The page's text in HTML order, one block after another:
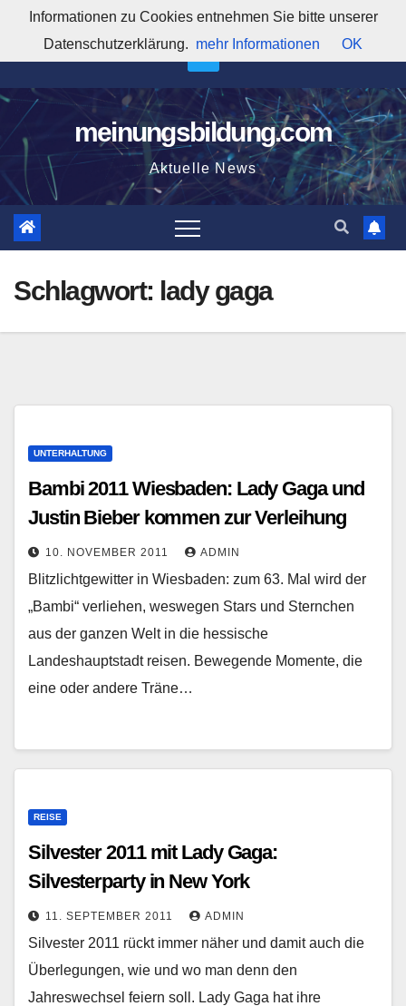
springen
10:52:32 PM
meinungsbildung.com
Aktuelle News
Schlagwort: lady gaga
UNTERHALTUNG
Bambi 2011 Wiesbaden: Lady Gaga und
Justin Bieber kommen zur Verleihung
10. NOVEMBER 2011 ADMIN
Blitzlichtgewitter in Wiesbaden: zum 63. Mal wird der
„Bambi“ verliehen, weswegen Stars und Sternchen
aus der ganzen Welt in die hessische
Landeshauptstadt reisen. Bewegende Momente, die
eine oder andere Träne…
REISE
Silvester 2011 mit Lady Gaga:
Silvesterparty in New York
11. SEPTEMBER 2011 ADMIN
Silvester 2011 rückt immer näher und damit auch die
Überlegungen, wie und wo man denn den
Jahreswechsel feiern soll. Lady Gaga hat ihre
Informationen zu Cookies entnehmen Sie bitte unserer
Datenschutzerklärung. mehr Informationen OK